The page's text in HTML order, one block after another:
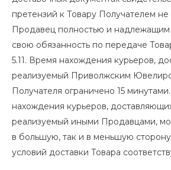
претензий к Товару Получателем не
Продавец полностью и
свою обязанность по передаче
5.11. Время нахождения курьеров,
реализуемый Приволжским
Получателя ограничено 15
нахождения курьеров,
реализуемый иными Продавцами,
в большую, так и в меньшую
условий доставки Товара